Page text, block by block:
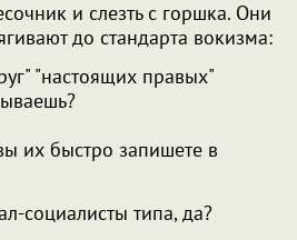
и слезть с горшка. Они
до стандарта вокизма:
"настоящих правых"
их быстро запишете в
социалисты типа, да?